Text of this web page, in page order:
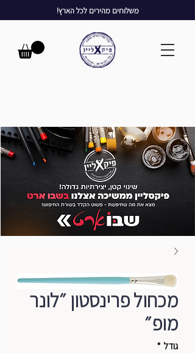
משלוחים מהירים לכל הארץ!
מכחול פרינסטון ״לונר
מופ״
גודל *